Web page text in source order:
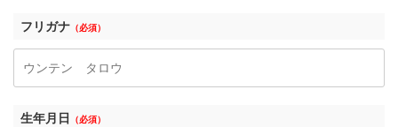
フリガナ （必須）
生年月日 （必須）